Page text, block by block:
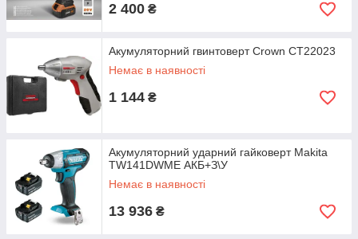
2 400 ₴
Акумуляторний гвинтоверт Crown CT22023
Немає в наявності
1 144 ₴
Акумуляторний ударний гайковерт Makita
TW141DWME АКБ+З\У
Немає в наявності
13 936 ₴